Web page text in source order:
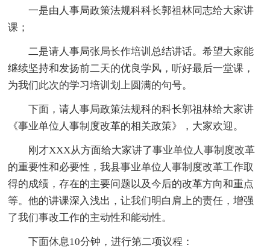
一是由人事局政策法规科科长郭祖林同志给大家讲
课；
二是请人事局张局长作培训总结讲话。希望大家能
继续坚持和发扬前二天的优良学风，听好最后一堂课，
为我们此次的学习培训划上圆满的句号。
下面，请人事局政策法规科的科长郭祖林给大家讲
《事业单位人事制度改革的相关政策》，大家欢迎。
刚才XXX从方面给大家讲了事业单位人事制度改革
的重要性和必要性，我县事业单位人事制度改革工作取
得的成绩，存在的主要问题以及今后的改革方向和重点
等。他的讲课深入浅出，让我们明白肩上的责任，增强
了我们事改工作的主动性和能动性。
下面休息10分钟，进行第二项议程：